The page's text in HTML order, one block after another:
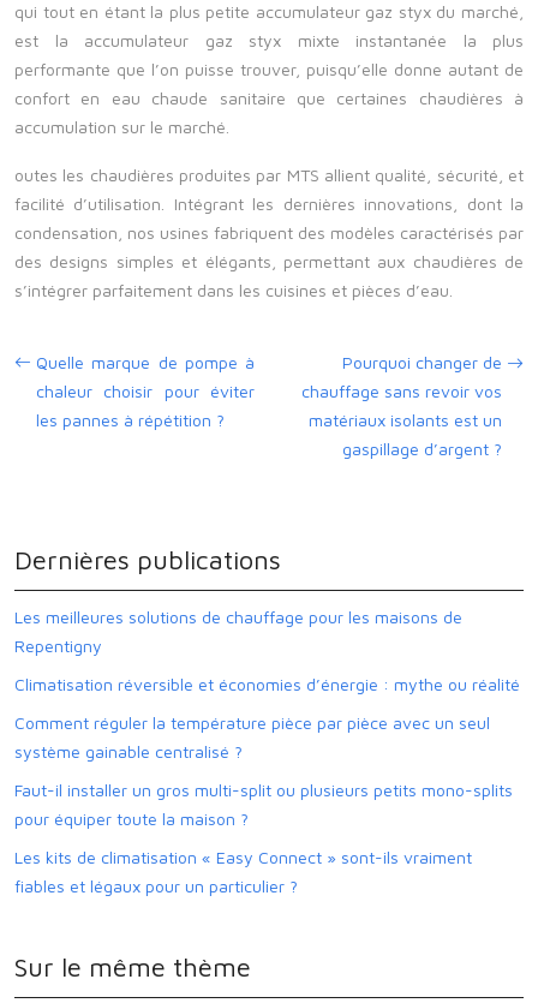
qui tout en étant la plus petite accumulateur gaz styx du marché,
est la accumulateur gaz styx mixte instantanée la plus
performante que l’on puisse trouver, puisqu’elle donne autant de
confort en eau chaude sanitaire que certaines chaudières à
accumulation sur le marché.
outes les chaudières produites par MTS allient qualité, sécurité, et
facilité d’utilisation. Intégrant les dernières innovations, dont la
condensation, nos usines fabriquent des modèles caractérisés par
des designs simples et élégants, permettant aux chaudières de
s’intégrer parfaitement dans les cuisines et pièces d’eau.
Quelle marque de pompe à
chaleur choisir pour éviter
les pannes à répétition ?
Pourquoi changer de
chauffage sans revoir vos
matériaux isolants est un
gaspillage d’argent ?
Dernières publications
Les meilleures solutions de chauffage pour les maisons de
Repentigny
Climatisation réversible et économies d’énergie : mythe ou réalité
Comment réguler la température pièce par pièce avec un seul
système gainable centralisé ?
Faut-il installer un gros multi-split ou plusieurs petits mono-splits
pour équiper toute la maison ?
Les kits de climatisation « Easy Connect » sont-ils vraiment
fiables et légaux pour un particulier ?
Sur le même thème